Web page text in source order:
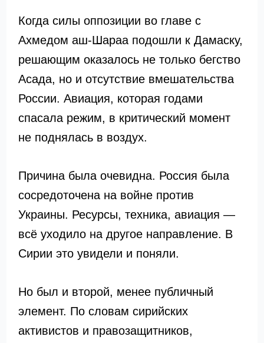
Когда силы оппозиции во главе с
Ахмедом аш-Шараа подошли к Дамаску,
решающим оказалось не только бегство
Асада, но и отсутствие вмешательства
России. Авиация, которая годами
спасала режим, в критический момент
не поднялась в воздух.
Причина была очевидна. Россия была
сосредоточена на войне против
Украины. Ресурсы, техника, авиация —
всё уходило на другое направление. В
Сирии это увидели и поняли.
Но был и второй, менее публичный
элемент. По словам сирийских
активистов и правозащитников,